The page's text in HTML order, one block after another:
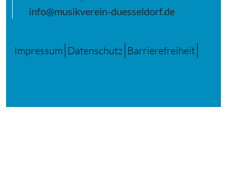
info@musikverein-duesseldorf.de
Impressum Datenschutz Barrierefreiheit